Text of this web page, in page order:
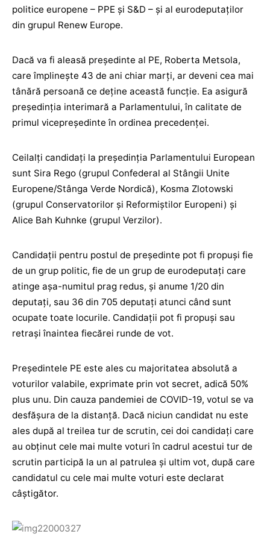
politice europene – PPE şi S&D – şi al eurodeputaţilor
din grupul Renew Europe.
Dacă va fi aleasă preşedinte al PE, Roberta Metsola,
care împlineşte 43 de ani chiar marţi, ar deveni cea mai
tânără persoană ce deţine această funcţie. Ea asigură
preşedinţia interimară a Parlamentului, în calitate de
primul vicepreşedinte în ordinea precedenţei.
Ceilalţi candidaţi la preşedinţia Parlamentului European
sunt Sira Rego (grupul Confederal al Stângii Unite
Europene/Stânga Verde Nordică), Kosma Zlotowski
(grupul Conservatorilor şi Reformiştilor Europeni) şi
Alice Bah Kuhnke (grupul Verzilor).
Candidaţii pentru postul de preşedinte pot fi propuşi fie
de un grup politic, fie de un grup de eurodeputaţi care
atinge aşa-numitul prag redus, şi anume 1/20 din
deputaţi, sau 36 din 705 deputaţi atunci când sunt
ocupate toate locurile. Candidaţii pot fi propuşi sau
retraşi înaintea fiecărei runde de vot.
Preşedintele PE este ales cu majoritatea absolută a
voturilor valabile, exprimate prin vot secret, adică 50%
plus unu. Din cauza pandemiei de COVID-19, votul se va
desfăşura de la distanţă. Dacă niciun candidat nu este
ales după al treilea tur de scrutin, cei doi candidaţi care
au obţinut cele mai multe voturi în cadrul acestui tur de
scrutin participă la un al patrulea şi ultim vot, după care
candidatul cu cele mai multe voturi este declarat
câştigător.